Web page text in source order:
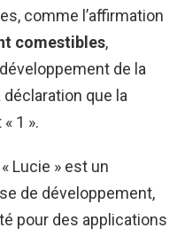
comme l’affirmation
comestibles,
de la
que la
1 ».
Lucie » est un
de développement,
pour des applications